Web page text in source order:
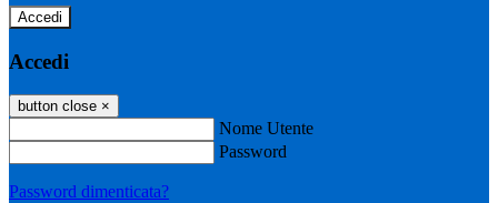
Accedi
Accedi
button close ×
Nome Utente
Password
Password dimenticata?